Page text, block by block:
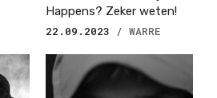
Happens? Zeker weten!
22.09.2023
/ WARRE